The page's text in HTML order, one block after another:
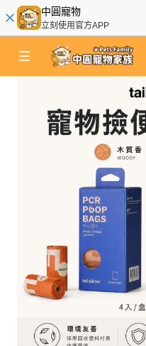
中圓寵物
立刻使用官方APP